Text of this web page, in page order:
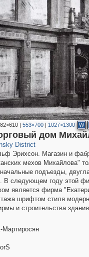
|553×700 | 1027×1300 W
дом
District
264
Эрихсон. Магазин и
мехов Михайлова"
подъезды,
В следующем году этой
является фирма
шрифтом стиля модерн
и строительства